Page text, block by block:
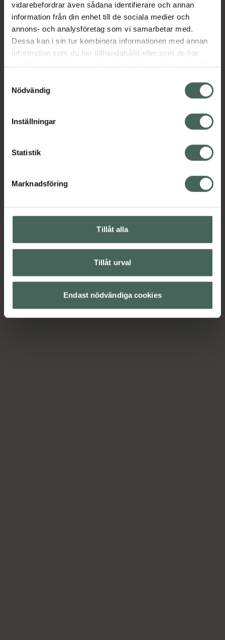
vidarebefordrar även sådana identifierare och annan
information från din enhet till de sociala medier och
annons- och analysföretag som vi samarbetar med.
Dessa kan i sin tur kombinera informationen med annan
information som du har tillhandahållit eller som de har
samlat in när du har använt deras tjänster. Samtycke till
återkalla ditt samtycke via webbplatsens
cookieinställningar. Ett återkallat samtycke påverkar inte
lagligheten av behandling som skett innan återkallelsen.
Nödvändig
Inställningar
Statistik
Marknadsföring
Tillåt alla
Tillåt urval
Endast nödvändiga cookies